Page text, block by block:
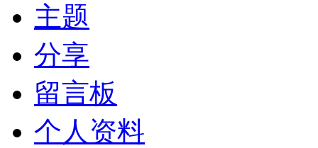
主题
分享
留言板
个人资料